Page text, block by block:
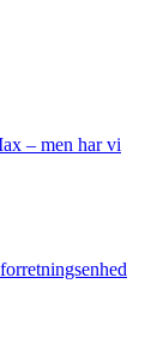
– men har vi